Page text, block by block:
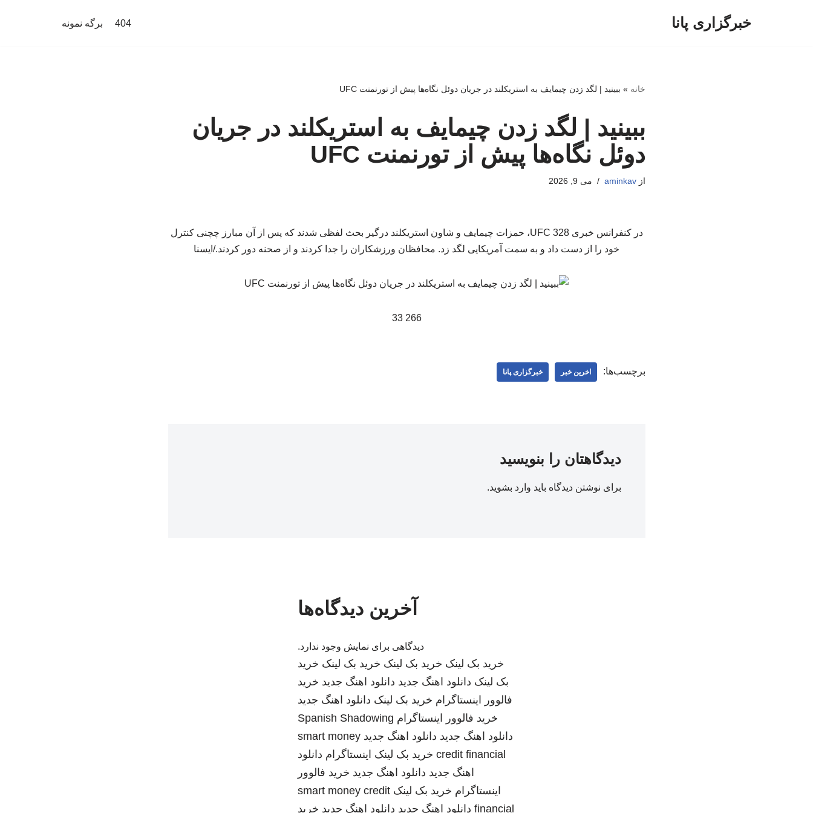
خبرگزاری پانا 404 برگه نمونه
خانه » ببینید | لگد زدن چیمایف به استریکلند در جریان دوئل نگاه‌ها پیش از تورنمنت UFC
ببینید | لگد زدن چیمایف به استریکلند در جریان
دوئل نگاه‌ها پیش از تورنمنت UFC
ازaminkav می 9, 2026
در کنفرانس خبری UFC 328، حمزات چیمایف و شاون استریکلند درگیر بحث لفظی شدند که پس از آن مبارز چچنی کنترل
خود را از دست داد و به سمت آمریکایی لگد زد. محافظان ورزشکاران را جدا کردند و از صحنه دور کردند./ایسنا
266 33
برچسب‌ها: اخرین خبر خبرگزاری پانا
دیدگاهتان را بنویسید
برای نوشتن دیدگاه باید وارد بشوید.
آخرین دیدگاه‌ها
دیدگاهی برای نمایش وجود ندارد.
خرید بک لینک خرید بک لینک خرید بک لینک خرید
بک لینک دانلود اهنگ جدید دانلود اهنگ جدید خرید
فالوور اینستاگرام خرید بک لینک دانلود اهنگ جدید
خرید فالوور اینستاگرام Spanish Shadowing
دانلود اهنگ جدید دانلود اهنگ جدید smart money
credit financial خرید بک لینک اینستاگرام دانلود
اهنگ جدید دانلود اهنگ جدید خرید فالوور
اینستاگرام خرید بک لینک smart money credit
financial دانلود اهنگ جدید دانلود اهنگ جدید خرید